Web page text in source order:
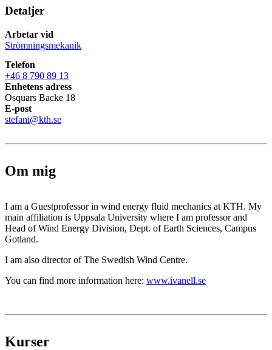
Detaljer
Arbetar vid
Strömningsmekanik
Telefon
+46 8 790 89 13
Enhetens adress
Osquars Backe 18
E-post
stefani@kth.se
Om mig
I am a Guestprofessor in wind energy fluid mechanics at KTH. My
main affiliation is Uppsala University where I am professor and
Head of Wind Energy Division, Dept. of Earth Sciences, Campus
Gotland.
I am also director of The Swedish Wind Centre.
You can find more information here: www.ivanell.se
Kurser